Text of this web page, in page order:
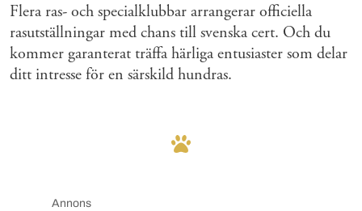
Flera ras- och specialklubbar arrangerar officiella
rasutställningar med chans till svenska cert. Och du
kommer garanterat träffa härliga entusiaster som delar
ditt intresse för en särskild hundras.
Annons